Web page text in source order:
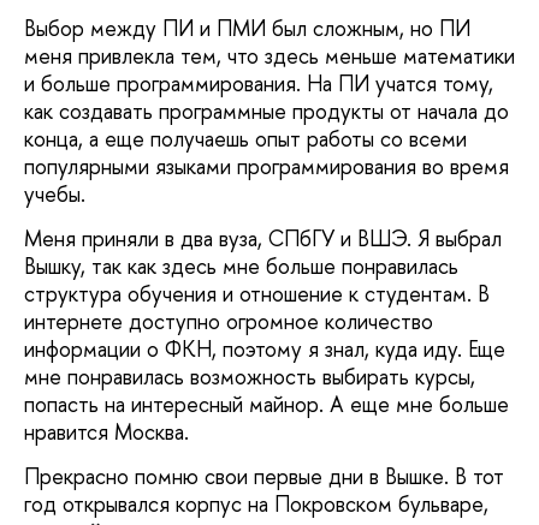
Выбор между ПИ и ПМИ был сложным, но ПИ
меня привлекла тем, что здесь меньше математики
и больше программирования. На ПИ учатся тому,
как создавать программные продукты от начала до
конца, а еще получаешь опыт работы со всеми
популярными языками программирования во время
учебы.
Меня приняли в два вуза, СПбГУ и ВШЭ. Я выбрал
Вышку, так как здесь мне больше понравилась
структура обучения и отношение к студентам. В
интернете доступно огромное количество
информации о ФКН, поэтому я знал, куда иду. Еще
мне понравилась возможность выбирать курсы,
попасть на интересный майнор. А еще мне больше
нравится Москва.
Прекрасно помню свои первые дни в Вышке. В тот
год открывался корпус на Покровском бульваре,